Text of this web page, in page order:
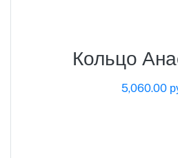
Кольцо
5,060.00